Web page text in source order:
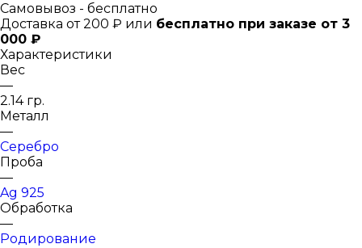
Самовывоз - бесплатно
Доставка от 200 ₽ или бесплатно при заказе от 3
000 ₽
Характеристики
Вес
—
2.14 гр.
Металл
—
Серебро
Проба
—
Ag 925
Обработка
—
Родирование